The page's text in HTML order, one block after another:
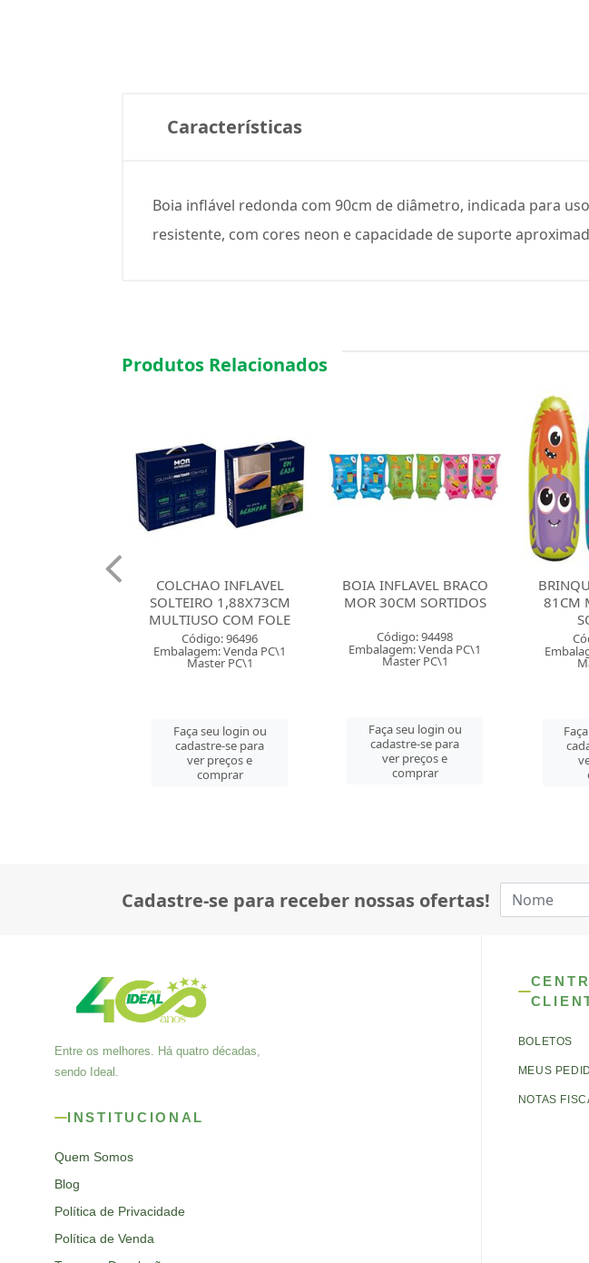
Características
Boia inflável redonda com 90cm de diâmetro, indicada para
resistente, com cores neon e capacidade de suporte
Produtos Relacionados
BOIA INFLAVEL BRACO
MOR 30CM SORTIDOS
Código: 94498
Embalagem: Venda PC\1
Master PC\1
Faça seu login ou
cadastre-se para
ver preços e
comprar
BRINQUEDO TEIMOSO
81CM MOR ANIMAIS
Código: 79453
Embalagem: Venda PC\1
Master PC\1
Faça seu login ou
cadastre-se para
ver preços e
comprar
BOIA
Cadastre-se para receber nossas ofertas!
Entre os melhores. Há quatro décadas,
sendo Ideal.
INSTITUCIONAL
Quem Somos
Blog
Política de Privacidade
Política de Venda
BOLETOS
MEUS
NOTAS